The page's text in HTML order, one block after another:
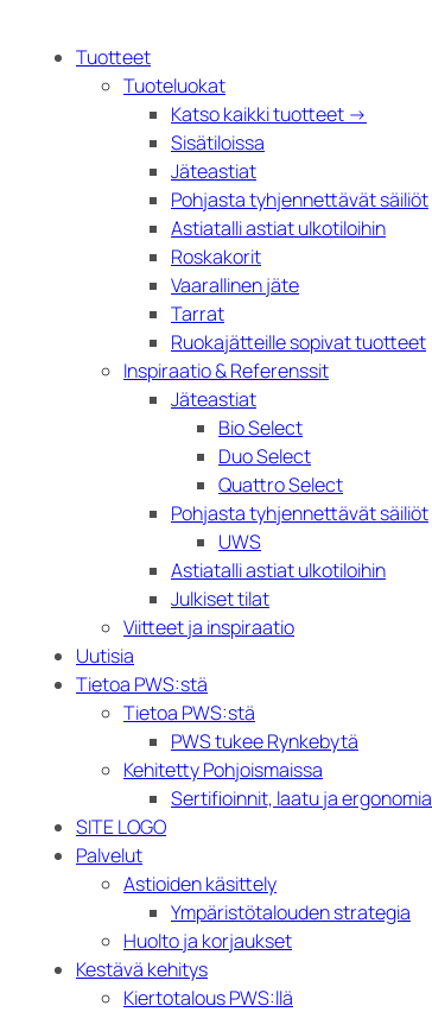
Tuotteet
Tuoteluokat
Katso kaikki tuotteet →
Sisätiloissa
Jäteastiat
Pohjasta tyhjennettävät säiliöt
Astiatalli astiat ulkotiloihin
Roskakorit
Vaarallinen jäte
Tarrat
Ruokajätteille sopivat tuotteet
Inspiraatio & Referenssit
Jäteastiat
Bio Select
Duo Select
Quattro Select
Pohjasta tyhjennettävät säiliöt
UWS
Astiatalli astiat ulkotiloihin
Julkiset tilat
Viitteet ja inspiraatio
Uutisia
Tietoa PWS:stä
Tietoa PWS:stä
PWS tukee Rynkebytä
Kehitetty Pohjoismaissa
Sertifioinnit, laatu ja ergonomia
SITE LOGO
Palvelut
Astioiden käsittely
Ympäristötalouden strategia
Huolto ja korjaukset
Kestävä kehitys
Kiertotalous PWS:llä